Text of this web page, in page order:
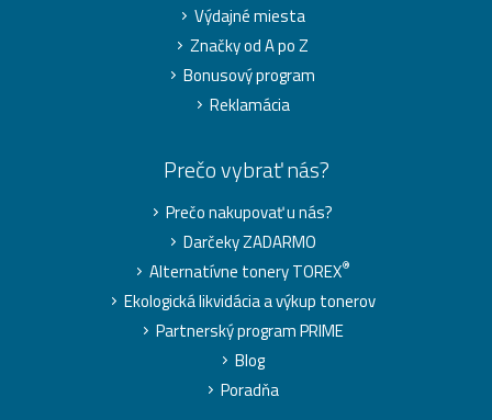
Výdajné miesta
Značky od A po Z
Bonusový program
Reklamácia
Prečo vybrať nás?
Prečo nakupovať u nás?
Darčeky ZADARMO
Alternatívne tonery TOREX®
Ekologická likvidácia a výkup tonerov
Partnerský program PRIME
Blog
Poradňa